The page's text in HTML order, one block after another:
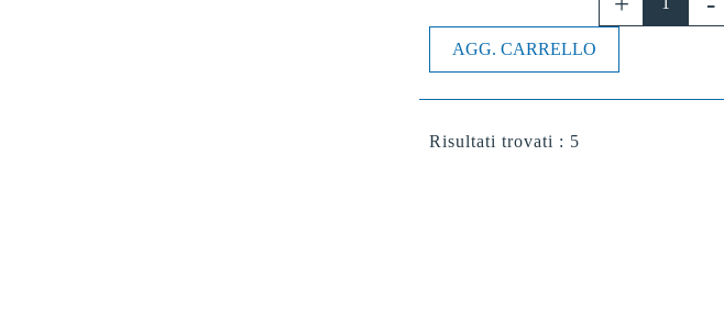
AGG. CARRELLO
Risultati trovati : 5